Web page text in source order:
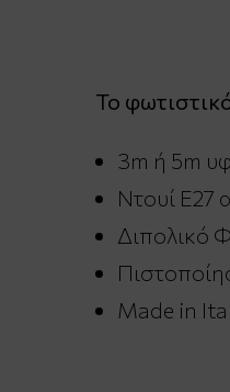
Το
3m ή 5m
Ντουί E27
Διπολικό
Made in